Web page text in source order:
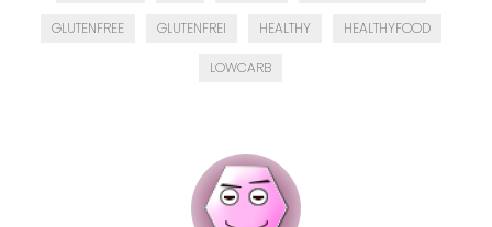
GLUTENFREE GLUTENFREI HEALTHY HEALTHYFOOD
LOWCARB